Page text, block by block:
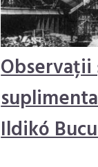
Ildikó